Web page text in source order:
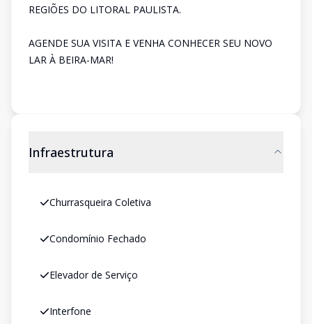
REGIÕES DO LITORAL PAULISTA.
AGENDE SUA VISITA E VENHA CONHECER SEU NOVO
LAR À BEIRA-MAR!
Infraestrutura
Churrasqueira Coletiva
Condomínio Fechado
Elevador de Serviço
Interfone